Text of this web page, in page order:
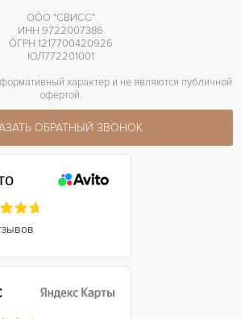
ООО "СВИСС"
ИНН 9722007386
ОГРН 1217700420926
ЮЛ772201001
характер и не являются публичной
офертой.
ОБРАТНЫЙ ЗВОНОК